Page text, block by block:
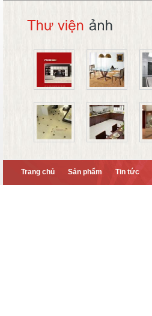
Trang chủ Sản phẩm Tin tức